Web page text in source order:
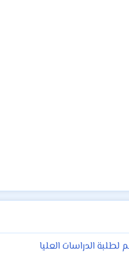
الدراسات العليا